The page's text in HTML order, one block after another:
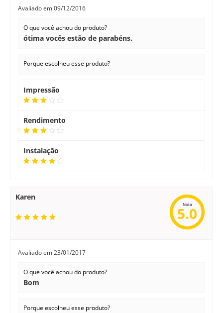
Avaliado em09/12/2016
O que você achou do produto?
ótima vocês estão de parabéns.
Porque escolheu esse produto?
Impressão
Rendimento
Instalação
Karen
Nota
5.0
Avaliado em23/01/2017
O que você achou do produto?
Bom
Porque escolheu esse produto?